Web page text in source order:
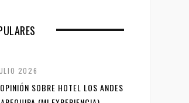
2026
SOBRE HOTEL LOS ANDES